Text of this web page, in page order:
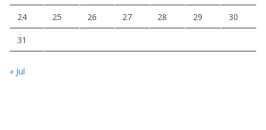
24 25 26 27 28 29 30
31
« Jul